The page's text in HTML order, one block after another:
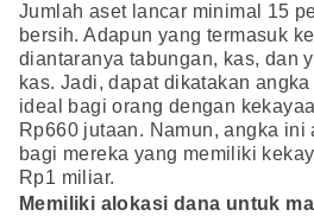
Jumlah aset lancar minimal 15
bersih. Adapun yang termasuk
diantaranya tabungan, kas, dan
kas. Jadi, dapat dikatakan
ideal bagi orang dengan
Rp660 jutaan. Namun, angka ini
bagi mereka yang memiliki
Rp1 miliar.
Memiliki alokasi dana untuk